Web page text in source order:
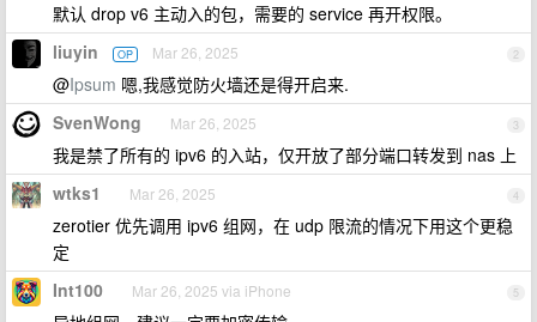
默认 drop v6 主动入的包，需要的 service 再开权限。
2
liuyin OP Mar 26, 2025
@Ipsum 嗯,我感觉防火墙还是得开启来.
3
SvenWong Mar 26, 2025
我是禁了所有的 ipv6 的入站，仅开放了部分端口转发到 nas 上
4
wtks1 Mar 26, 2025
zerotier 优先调用 ipv6 组网，在 udp 限流的情况下用这个更稳
定
5
Int100 Mar 26, 2025 via iPhone